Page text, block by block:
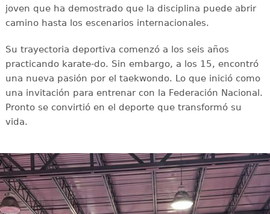
joven que ha demostrado que la disciplina puede abrir
camino hasta los escenarios internacionales.
Su trayectoria deportiva comenzó a los seis años
practicando karate-do. Sin embargo, a los 15, encontró
una nueva pasión por el taekwondo. Lo que inició como
una invitación para entrenar con la Federación Nacional.
Pronto se convirtió en el deporte que transformó su
vida.